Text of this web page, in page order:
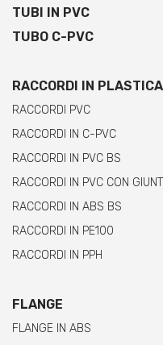
TUBI IN PVC
TUBO C-PVC
RACCORDI IN PLASTICA
RACCORDI PVC
RACCORDI IN C-PVC
RACCORDI IN PVC BS
RACCORDI IN PVC CON
RACCORDI IN ABS BS
RACCORDI IN PE100
RACCORDI IN PPH
FLANGE
FLANGE IN ABS